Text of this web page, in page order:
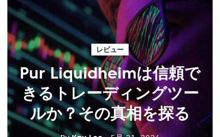
レビュー
Pur Liquidheimは信頼で
きるトレーディングツー
ルか？その真相を探る